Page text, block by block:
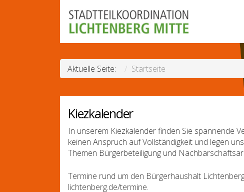
Aktuelle Seite: Startseite
Kiezkalender
In unserem Kiezkalender finden Sie spannende
keinen Anspruch auf Vollständigkeit und legen
Themen Bürgerbeteiligung und
Termine rund um den Bürgerhaushalt
lichtenberg.de/termine.